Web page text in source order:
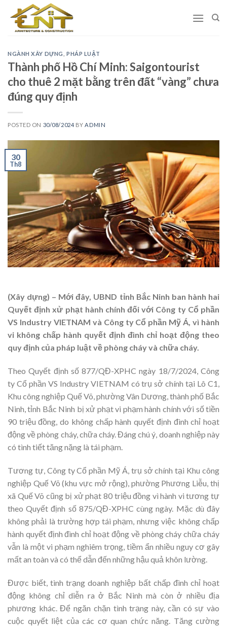
content
NGÀNH XÂY DỰNG PHÁP LUẬT
Thành phố Hồ Chí Minh: Saigontourist
cho thuê 2 mặt bằng trên đất “vàng” chưa
đúng quy định
POSTED ON 30/08/2024 BY ADMIN
30
Th8
(Xây dựng) – Mới đây, UBND tỉnh Bắc Ninh ban hành hai
Quyết định xử phạt hành chính đối với Công ty Cổ phần
VS Industry VIETNAM và Công ty Cổ phần Mỹ Á, vì hành
vi không chấp hành quyết định đình chỉ hoạt động theo
quy định của pháp luật về phòng cháy và chữa cháy.
Theo Quyết định số 877/QĐ-XPHC ngày 18/7/2024, Công
ty Cổ phần VS Industry VIETNAM có trụ sở chính tại Lô C1,
Khu công nghiệp Quế Võ, phường Vân Dương, thành phố Bắc
Ninh, tỉnh Bắc Ninh bị xử phạt vi phạm hành chính với số tiền
90 triệu đồng, do không chấp hành quyết định đình chỉ hoạt
động về phòng cháy, chữa cháy. Đáng chú ý, doanh nghiệp này
có tình tiết tăng nặng là tái phạm.
Tương tự, Công ty Cổ phần Mỹ Á, trụ sở chính tại Khu công
nghiệp Quế Võ (khu vực mở rộng), phường Phương Liễu, thị
xã Quế Võ cũng bị xử phạt 80 triệu đồng vì hành vi tương tự
theo Quyết định số 875/QĐ-XPHC cùng ngày. Mặc dù đây
không phải là trường hợp tái phạm, nhưng việc không chấp
hành quyết định đình chỉ hoạt động về phòng cháy chữa cháy
vẫn là một vi phạm nghiêm trọng, tiềm ẩn nhiều nguy cơ gây
mất an toàn và có thể dẫn đến những hậu quả khôn lường.
Được biết, tình trạng doanh nghiệp bất chấp đình chỉ hoạt
động không chỉ diễn ra ở Bắc Ninh mà còn ở nhiều địa
phương khác. Để ngăn chặn tình trạng này, cần có sự vào
cuộc quyết liệt của các cơ quan chức năng. Tăng cường